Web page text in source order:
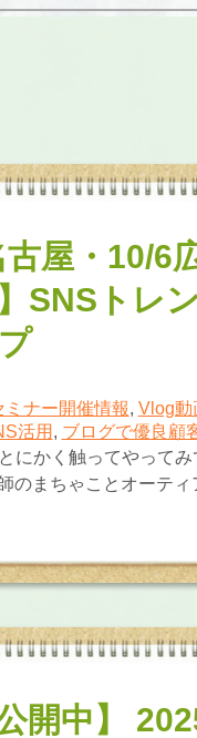
古屋・10/6
SNSトレ
ミナー開催情報, Vlog動
活用 , ブログで優良顧
にかく触ってやって
のまちゃことオーテ
公開中】